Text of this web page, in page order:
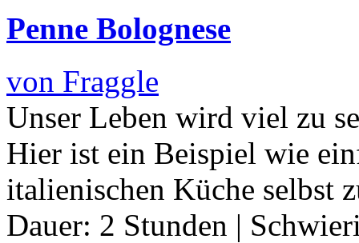
Penne Bolognese
von Fraggle
Unser Leben wird viel zu
Hier ist ein Beispiel wie
italienischen Küche selbst
Dauer: 2 Stunden |